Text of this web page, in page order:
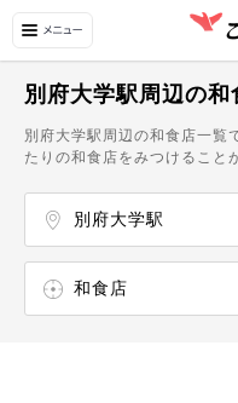
別府大学駅周辺の和
別府大学駅周辺の和食店一覧
たりの和食店をみつけること
別府大学駅
和食店